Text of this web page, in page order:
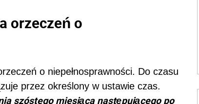
orzeczeń o
o niepełnosprawności. Do czasu
przez określony w ustawie czas.
szóstego miesiąca następującego po